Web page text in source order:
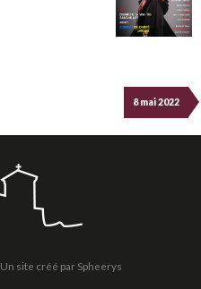
8 mai 2022
Un site créé par Spheerys